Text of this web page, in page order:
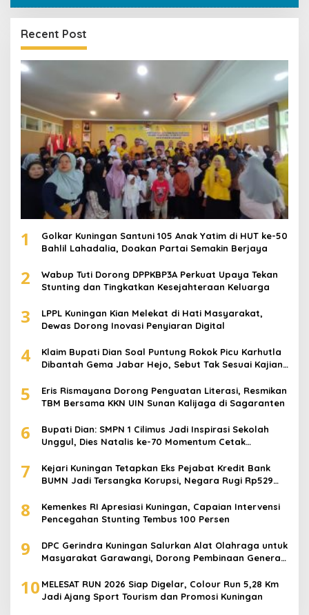
Recent Post
1
Golkar Kuningan Santuni 105 Anak Yatim di HUT ke-50
Bahlil Lahadalia, Doakan Partai Semakin Berjaya
2
Wabup Tuti Dorong DPPKBP3A Perkuat Upaya Tekan
Stunting dan Tingkatkan Kesejahteraan Keluarga
3
LPPL Kuningan Kian Melekat di Hati Masyarakat,
Dewas Dorong Inovasi Penyiaran Digital
4
Klaim Bupati Dian Soal Puntung Rokok Picu Karhutla
Dibantah Gema Jabar Hejo, Sebut Tak Sesuai Kajian
5
Eris Rismayana Dorong Penguatan Literasi, Resmikan
TBM Bersama KKN UIN Sunan Kalijaga di Sagaranten
6
Bupati Dian: SMPN 1 Cilimus Jadi Inspirasi Sekolah
Unggul, Dies Natalis ke-70 Momentum Cetak
7
Kejari Kuningan Tetapkan Eks Pejabat Kredit Bank
BUMN Jadi Tersangka Korupsi, Negara Rugi Rp529
8
Kemenkes RI Apresiasi Kuningan, Capaian Intervensi
Pencegahan Stunting Tembus 100 Persen
9
DPC Gerindra Kuningan Salurkan Alat Olahraga untuk
Masyarakat Garawangi, Dorong Pembinaan Generasi
10 MELESAT RUN 2026 Siap Digelar, Colour Run 5,28 Km
Jadi Ajang Sport Tourism dan Promosi Kuningan